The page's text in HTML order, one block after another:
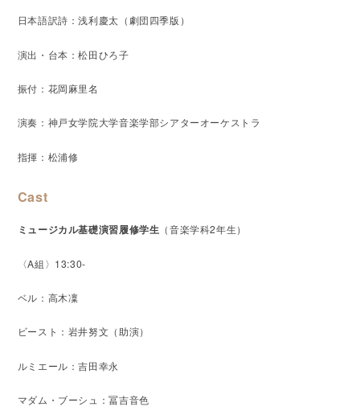
日本語訳詩：浅利慶太（劇団四季版）
演出・台本：松田ひろ子
振付：花岡麻里名
演奏：神戸女学院大学音楽学部シアターオーケストラ
指揮：松浦修
Cast
ミュージカル基礎演習履修学生 （音楽学科2年生）
〈A組〉13:30-
ベル：高木凜
ビースト：岩井努文（助演）
ルミエール：吉田幸永
マダム・ブーシュ：冨吉音色